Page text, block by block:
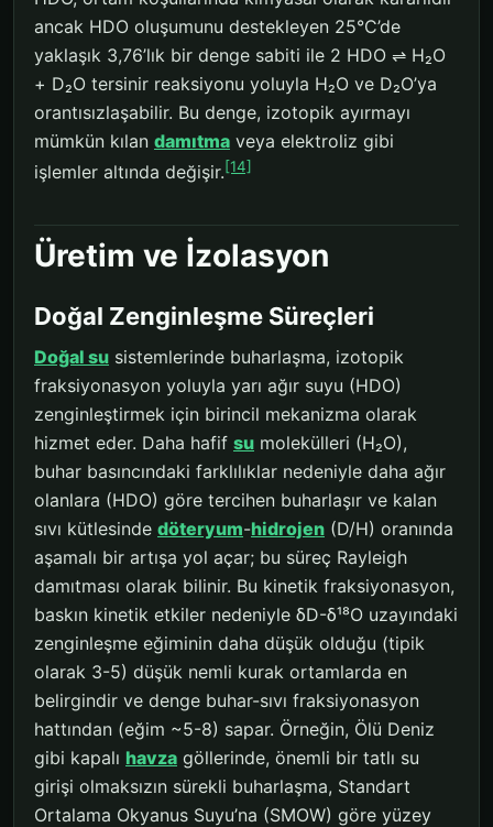
ancak HDO oluşumunu destekleyen 25°C’de
yaklaşık 3,76’lık bir denge sabiti ile 2 HDO ⇌ H₂O
+ D₂O tersinir reaksiyonu yoluyla H₂O ve D₂O’ya
orantısızlaşabilir. Bu denge, izotopik ayırmayı
mümkün kılan damıtma veya elektroliz gibi
işlemler altında değişir.[14]
Üretim ve İzolasyon
Doğal Zenginleşme Süreçleri
Doğal su sistemlerinde buharlaşma, izotopik
fraksiyonasyon yoluyla yarı ağır suyu (HDO)
zenginleştirmek için birincil mekanizma olarak
hizmet eder. Daha hafif su molekülleri (H₂O),
buhar basıncındaki farklılıklar nedeniyle daha ağır
olanlara (HDO) göre tercihen buharlaşır ve kalan
sıvı kütlesinde döteryum-hidrojen (D/H) oranında
aşamalı bir artışa yol açar; bu süreç Rayleigh
damıtması olarak bilinir. Bu kinetik fraksiyonasyon,
baskın kinetik etkiler nedeniyle δD-δ¹⁸O uzayındaki
zenginleşme eğiminin daha düşük olduğu (tipik
olarak 3-5) düşük nemli kurak ortamlarda en
belirgindir ve denge buhar-sıvı fraksiyonasyon
hattından (eğim ~5-8) sapar. Örneğin, Ölü Deniz
gibi kapalı havza göllerinde, önemli bir tatlı su
girişi olmaksızın sürekli buharlaşma, Standart
Ortalama Okyanus Suyu’na (SMOW) göre yüzey